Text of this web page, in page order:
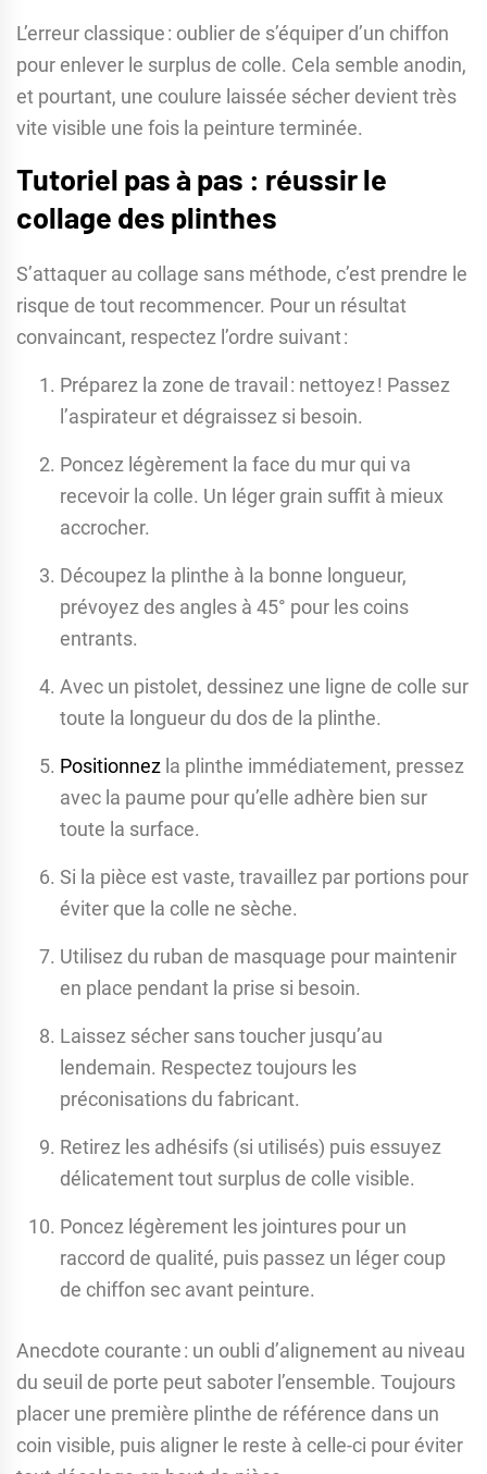
L’erreur classique : oublier de s’équiper d’un chiffon
pour enlever le surplus de colle. Cela semble anodin,
et pourtant, une coulure laissée sécher devient très
vite visible une fois la peinture terminée.
Tutoriel pas à pas : réussir le
collage des plinthes
S’attaquer au collage sans méthode, c’est prendre le
risque de tout recommencer. Pour un résultat
convaincant, respectez l’ordre suivant :
Préparez la zone de travail : nettoyez ! Passez
l’aspirateur et dégraissez si besoin.
Poncez légèrement la face du mur qui va
recevoir la colle. Un léger grain suffit à mieux
accrocher.
Découpez la plinthe à la bonne longueur,
prévoyez des angles à 45° pour les coins
entrants.
Avec un pistolet, dessinez une ligne de colle sur
toute la longueur du dos de la plinthe.
Positionnez la plinthe immédiatement, pressez
avec la paume pour qu’elle adhère bien sur
toute la surface.
Si la pièce est vaste, travaillez par portions pour
éviter que la colle ne sèche.
Utilisez du ruban de masquage pour maintenir
en place pendant la prise si besoin.
Laissez sécher sans toucher jusqu’au
lendemain. Respectez toujours les
préconisations du fabricant.
Retirez les adhésifs (si utilisés) puis essuyez
délicatement tout surplus de colle visible.
Poncez légèrement les jointures pour un
raccord de qualité, puis passez un léger coup
de chiffon sec avant peinture.
Anecdote courante : un oubli d’alignement au niveau
du seuil de porte peut saboter l’ensemble. Toujours
placer une première plinthe de référence dans un
coin visible, puis aligner le reste à celle-ci pour éviter